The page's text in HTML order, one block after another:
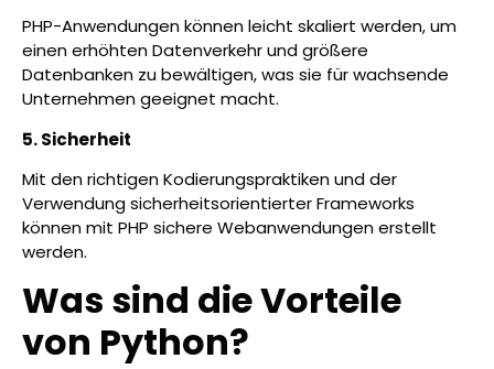
PHP-Anwendungen können leicht skaliert werden, um
einen erhöhten Datenverkehr und größere
Datenbanken zu bewältigen, was sie für wachsende
Unternehmen geeignet macht.
5. Sicherheit
Mit den richtigen Kodierungspraktiken und der
Verwendung sicherheitsorientierter Frameworks
können mit PHP sichere Webanwendungen erstellt
werden.
Was sind die Vorteile
von Python?